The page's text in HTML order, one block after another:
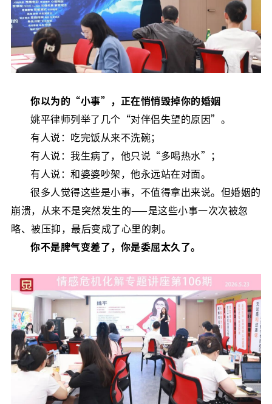
你以为的“小事”，正在悄悄毁掉你的婚姻
姚平律师列举了几个“对伴侣失望的原因”。
有人说：吃完饭从来不洗碗；
有人说：我生病了，他只说“多喝热水”；
有人说：和婆婆吵架，他永远站在对面。
很多人觉得这些是小事，不值得拿出来说。但婚姻的
崩溃，从来不是突然发生的——是这些小事一次次被忽
略、被压抑，最后变成了心里的刺。
你不是脾气变差了，你是委屈太久了。